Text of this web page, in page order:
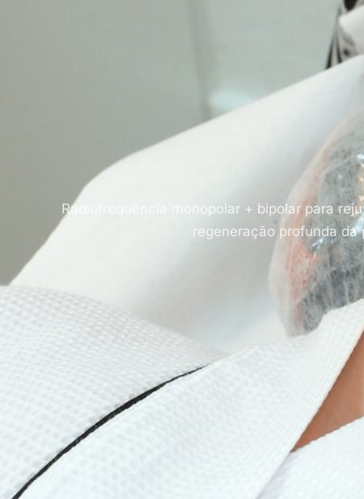
Radiofrequência monopolar + bipolar para
regeneração profunda da